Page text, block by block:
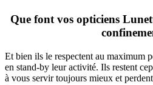
Que font vos opticiens
Et bien ils le respectent au maximum
en stand-by leur activité. Ils restent
à vous servir toujours mieux et